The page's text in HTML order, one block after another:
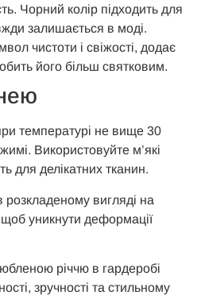
Чорний колір підходить для
залишається в моді.
чистоти і свіжості, додає
його більш святковим.
температурі не вище 30
Використовуйте м’які
для делікатних тканин.
вигляді на
щоб уникнути деформації
річчю в гардеробі
зручності та стильному